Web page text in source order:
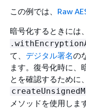
この例では、 Raw
暗号化するときには、
て、 デジタル署名の
ます。復号化時に、
とを確認するために
メソッドを使用しま